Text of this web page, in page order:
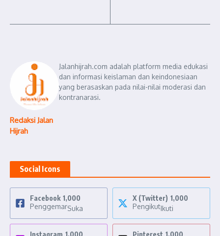
Redaksi Jalan
Hijrah
Jalanhijrah.com adalah platform media edukasi
dan informasi keislaman dan keindonesiaan
yang berasaskan pada nilai-nilai moderasi dan
kontranarasi.
Social Icons
Facebook 1,000
PenggemarSuka
X (Twitter) 1,000
PengikutIkuti
Instagram 1,000
Pinterest 1,000